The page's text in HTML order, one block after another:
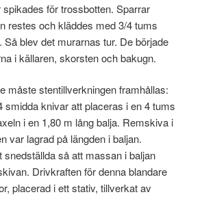
för trossbotten. Sparrar
restes och kläddes med 3/4 tums
Så blev det murarnas tur. De började
i källaren, skorsten och bakugn.
måste stentillverkningen framhållas:
smidda knivar att placeras i en 4 tums
i en 1,80 m lång balja. Remskiva i
var lagrad på längden i baljan.
snedställda så att massan i baljan
Drivkraften för denna blandare
placerad i ett stativ, tillverkat av